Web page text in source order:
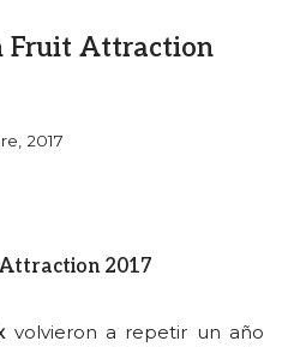
Fruit Attraction
2017
2017
volvieron a repetir un año